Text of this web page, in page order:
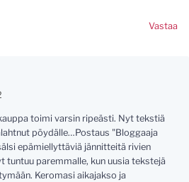
Vastaa
toimi varsin ripeästi. Nyt tekstiä
pöydälle…Postaus "Bloggaaja
epämiellyttäviä jännitteitä rivien
tuntuu paremmalle, kun uusia tekstejä
Keromasi aikajakso ja